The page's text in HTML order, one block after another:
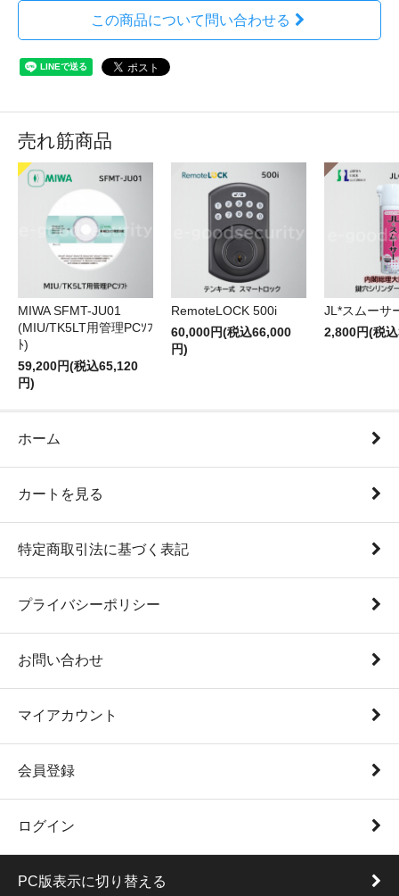
この商品について問い合わせる
売れ筋商品
MIWA SFMT-JU01
(MIU/TK5LT用管理PCｿﾌ
ﾄ)
59,200円(税込65,120
円)
RemoteLOCK 500i
60,000円(税込66,000
円)
JL*スムーサ
2,800円(税
ホーム
カートを見る
特定商取引法に基づく表記
プライバシーポリシー
お問い合わせ
マイアカウント
会員登録
ログイン
PC版表示に切り替える